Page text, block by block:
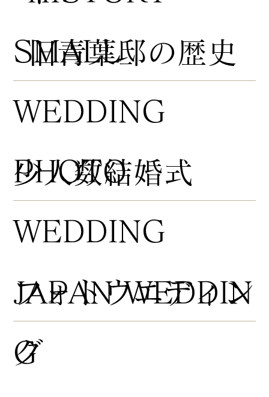
​旧青葉邸の歴史
​少人数結婚式
​SMALL
WEDDING
​フォトウエディン
グ
PHOTO
WEDDING
JAPAN WEDDIN
G